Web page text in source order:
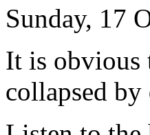
Sunday, 17
It is obvious
collapsed